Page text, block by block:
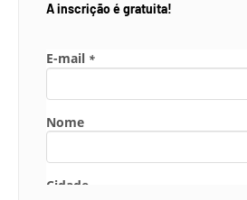
A inscrição é gratuita!